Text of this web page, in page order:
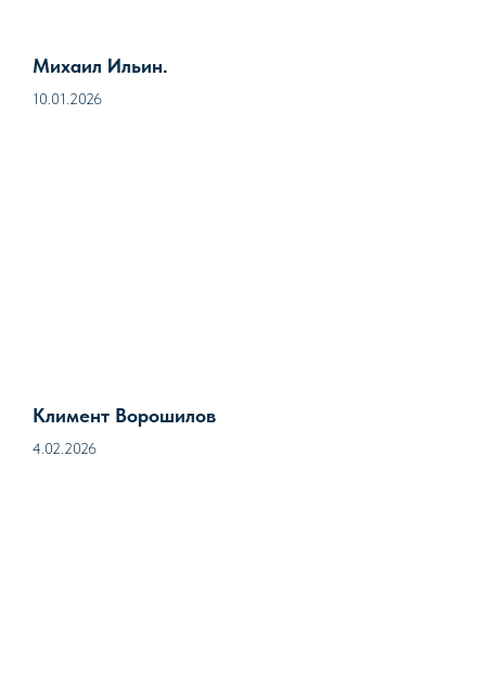
Михаил Ильин.
10.01.2026
Климент Ворошилов
4.02.2026